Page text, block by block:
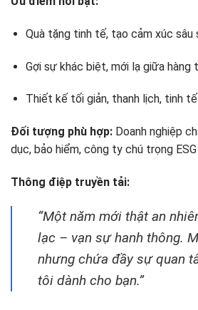
Quà tặng tinh tế, tạo cảm xúc sâu
Gợi sự khác biệt, mới lạ giữa hàng
Thiết kế tối giản, thanh lịch, tinh tế
Đối tượng phù hợp: Doanh nghiệp
dục, bảo hiểm, công ty chú trọng
Thông điệp truyền tải:
“Một năm mới thật an
lạc – vạn sự hanh thông.
nhưng chứa đầy sự quan
tôi dành cho bạn.”